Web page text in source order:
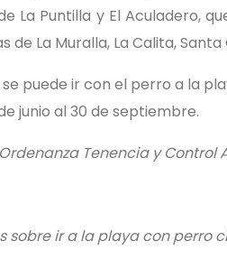
La Puntilla y El Aculadero,
de La Muralla, La Calita,
puede ir con el perro a la
junio al 30 de septiembre.
Tenencia y Control
sobre ir a la playa con perro